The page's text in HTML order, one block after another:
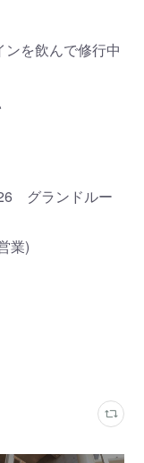
を飲んで修行中
グランドルー
業)